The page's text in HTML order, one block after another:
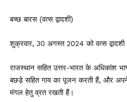
बच्छ बारस (वत्स द्वादशी)
शुक्रवार, 30 अगस्त 2024 को वत्स द्वादशी
राजस्थान सहित उत्तर-भारत के अधिकांश
बछड़े सहित गाय का पूजन करती हैं, और
मंगल हेतु व्रत रखती हैं।